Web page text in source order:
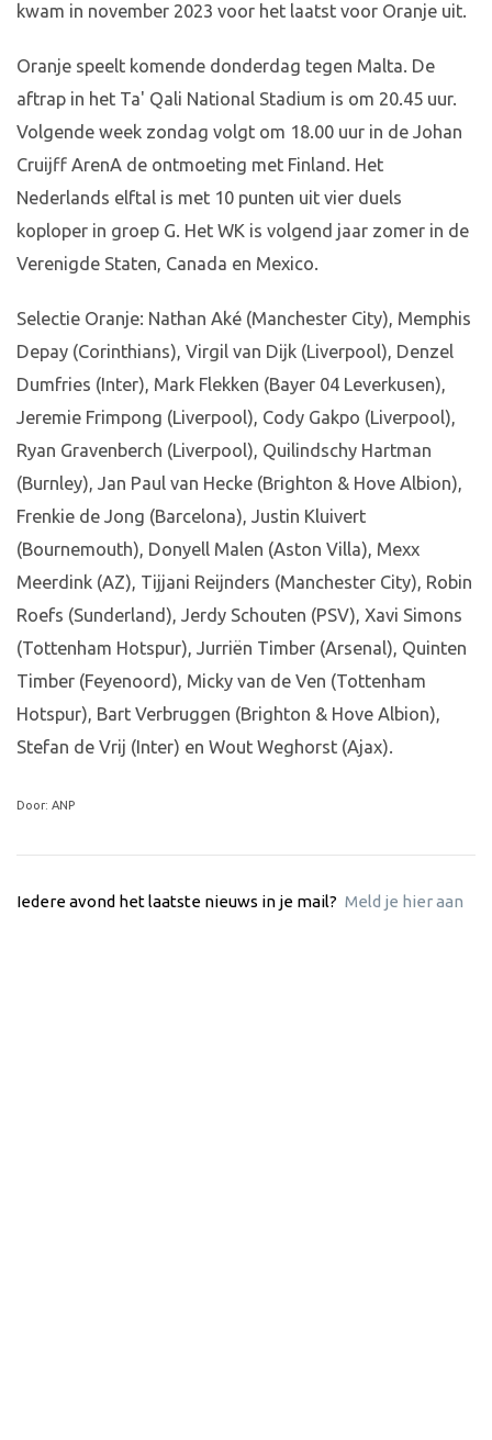
kwam in november 2023 voor het laatst voor Oranje uit.
Oranje speelt komende donderdag tegen Malta. De
aftrap in het Ta' Qali National Stadium is om 20.45 uur.
Volgende week zondag volgt om 18.00 uur in de Johan
Cruijff ArenA de ontmoeting met Finland. Het
Nederlands elftal is met 10 punten uit vier duels
koploper in groep G. Het WK is volgend jaar zomer in de
Verenigde Staten, Canada en Mexico.
Selectie Oranje: Nathan Aké (Manchester City), Memphis
Depay (Corinthians), Virgil van Dijk (Liverpool), Denzel
Dumfries (Inter), Mark Flekken (Bayer 04 Leverkusen),
Jeremie Frimpong (Liverpool), Cody Gakpo (Liverpool),
Ryan Gravenberch (Liverpool), Quilindschy Hartman
(Burnley), Jan Paul van Hecke (Brighton & Hove Albion),
Frenkie de Jong (Barcelona), Justin Kluivert
(Bournemouth), Donyell Malen (Aston Villa), Mexx
Meerdink (AZ), Tijjani Reijnders (Manchester City), Robin
Roefs (Sunderland), Jerdy Schouten (PSV), Xavi Simons
(Tottenham Hotspur), Jurriën Timber (Arsenal), Quinten
Timber (Feyenoord), Micky van de Ven (Tottenham
Hotspur), Bart Verbruggen (Brighton & Hove Albion),
Stefan de Vrij (Inter) en Wout Weghorst (Ajax).
Door: ANP
Iedere avond het laatste nieuws in je mail? Meld je hier aan